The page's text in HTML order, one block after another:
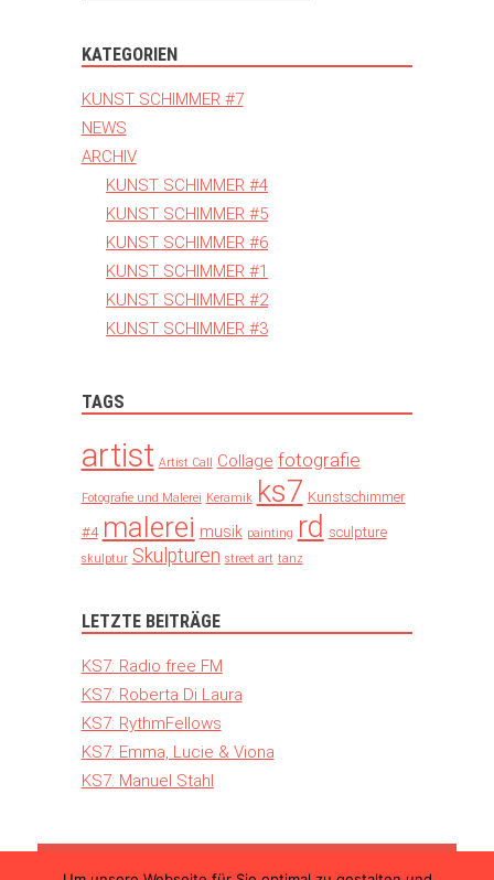
KATEGORIEN
KUNST SCHIMMER #7
NEWS
ARCHIV
KUNST SCHIMMER #4
KUNST SCHIMMER #5
KUNST SCHIMMER #6
KUNST SCHIMMER #1
KUNST SCHIMMER #2
KUNST SCHIMMER #3
TAGS
artist Artist Call Collage fotografie
Fotografie und Malerei Keramik ks7 Kunstschimmer
#4 malerei musik painting rd sculpture
skulptur Skulpturen street art tanz
LETZTE BEITRÄGE
KS7: Radio free FM
KS7: Roberta Di Laura
KS7: RythmFellows
KS7: Emma, Lucie & Viona
KS7: Manuel Stahl